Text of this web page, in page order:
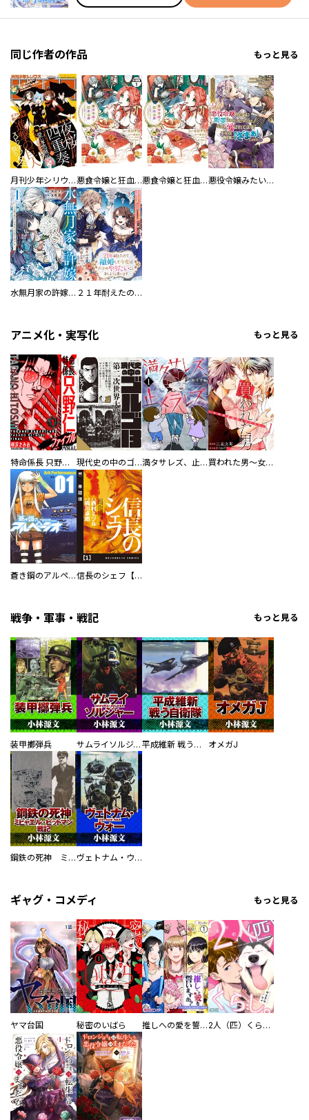
同じ作者の作品 もっと見る
月刊少年シリウス 悪食令嬢と狂血公爵 ～その魔物、私が美味しくいただきます！～ 分冊版 悪食令嬢と狂血公爵 ～その魔物、私が美味しくいただきます！～ 悪役令嬢みたいに断罪されそうだったけど、全力で愛されてます！ 不幸な運命に「ざまぁ」しますわ！ アンソロジーコミック
水無月家の許嫁 ～十六歳の誕生日、本家の当主が迎えに来ました。～ ２１年耐えたので離婚して今度は自分のやりたいことをしようと思います 妖精が見えるだけの男爵令嬢は、妖精の声が聞こえるだけの公爵様に溺愛される
アニメ化・実写化 もっと見る
特命係長 只野仁ファイナル 愛蔵版 現代史の中のゴルゴ13 満タサレズ、止メラレズ 買われた男～女性限定快感セラピスト～【描き下ろしおまけ付き特装版】
蒼き鋼のアルペジオ 信長のシェフ【単話版】
戦争・軍事・戦記 もっと見る
装甲擲弾兵 サムライソルジャー SAMURAI SOLDIER 平成維新 戦う自衛隊 オメガJ
鋼鉄の死神 ミヒャエル・ビットマン戦記 ヴェトナム・ウォー VIETNAM WAR
ギャグ・コメディ もっと見る
ヤマ台国 秘密のいばら 推しへの愛を誓いますか？～アラサー女子、推しは逃げぬが人生逃げる～ 2人（匹）くらし。